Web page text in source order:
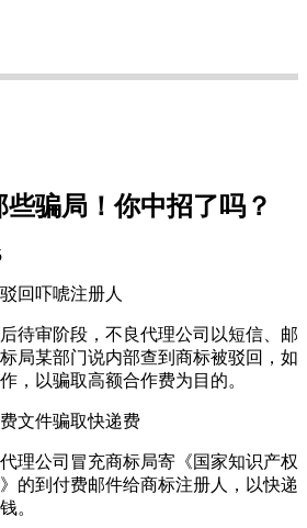
骗局！你中招了吗？
吓唬注册人
审阶段，不良代理公司以短信、邮
局某部门说内部查到商标被驳回，如
，以骗取高额合作费为目的。
文件骗取快递费
公司冒充商标局寄《国家知识产权
的到付费邮件给商标注册人，以快递
。